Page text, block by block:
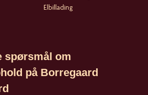
Elbillading
spørsmål om
på Borregaard